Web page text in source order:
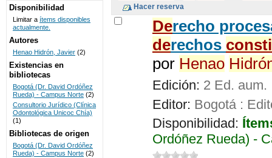
BIBLIOTECAS
UNICOC
Derecho
derechos
por Henao
Edición: 2 Ed. aum.
Editor: Bogotá :
Disponibilidad:
Ordóñez Rueda) -
Disponibilidad
Limitar a ítems disponibles
actualmente.
Autores
Henao Hidrón, Javier (2)
Existencias en
bibliotecas
Bogotá (Dr. David Ordóñez
Rueda) - Campus Norte (2)
Consultorio Jurídico (Clínica
Odontológica Unicoc Chía)
(1)
Bibliotecas de origen
Bogotá (Dr. David Ordóñez
Rueda) - Campus Norte (2)